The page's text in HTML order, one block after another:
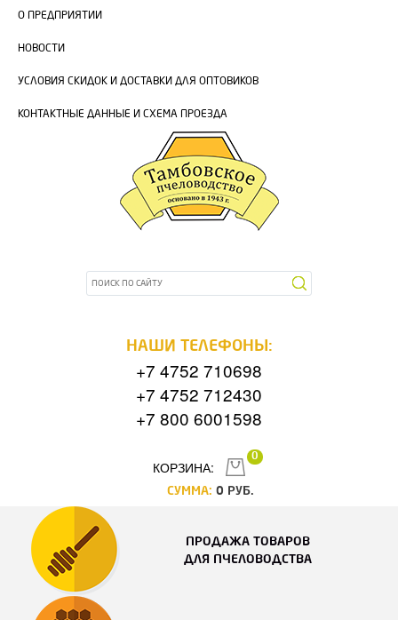
О ПРЕДПРИЯТИИ
НОВОСТИ
УСЛОВИЯ СКИДОК И ДОСТАВКИ ДЛЯ ОПТОВИКОВ
КОНТАКТНЫЕ ДАННЫЕ И СХЕМА ПРОЕЗДА
НАШИ ТЕЛЕФОНЫ:
+7 4752 710698
+7 4752 712430
+7 800 6001598
КОРЗИНА:
0
СУММА: 0 РУБ.
ПРОДАЖА ТОВАРОВ
ДЛЯ ПЧЕЛОВОДСТВА